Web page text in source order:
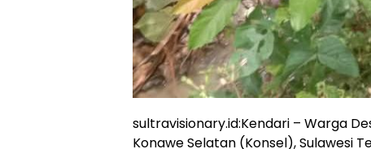
sultravisionary.id:Kendari – Warga
Konawe Selatan (Konsel), Sulawesi